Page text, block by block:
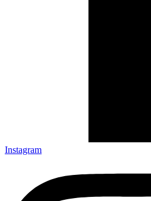
Instagram